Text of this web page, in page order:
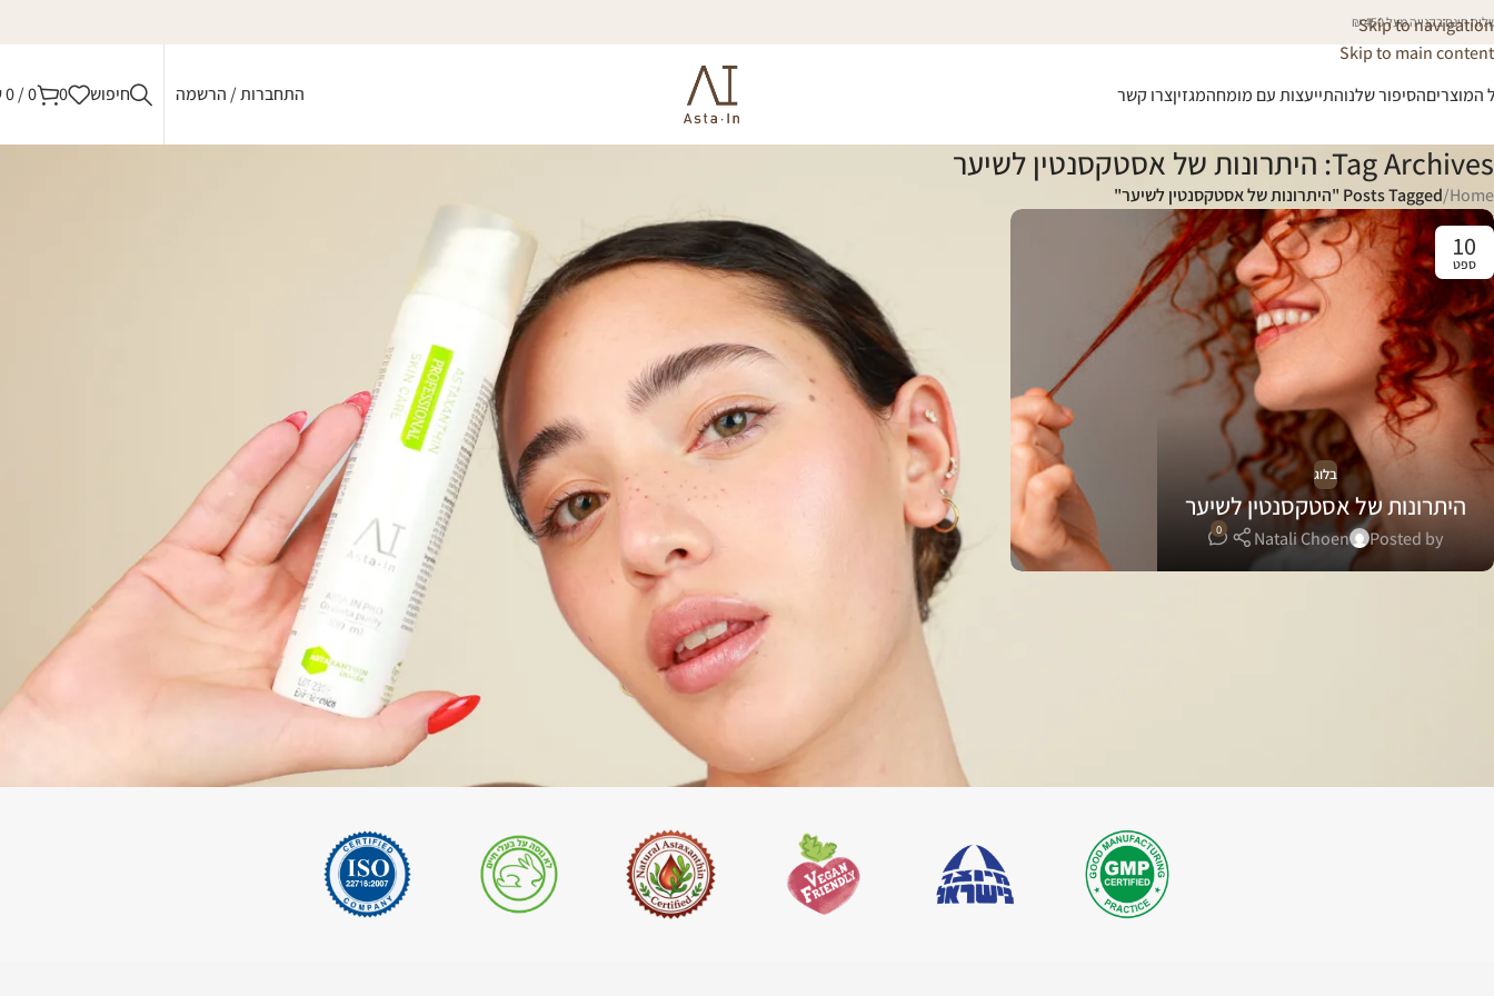
Skip to navigation
Skip to main content
חינם בקנייה מעל 450 ₪
המוצריםהסיפור שלנוהתייעצות עם מומחהמגזיןצרו קשר התחברות / הרשמה חיפוש 0
0
/
0
Tag Archives: היתרונות של אסטקסנטין לשיער
Home
/Posts Tagged "היתרונות של אסטקסנטין לשיער"
10
ספט
בלוג
היתרונות של אסטקסנטין לשיער
Posted by
Natali Choen
0